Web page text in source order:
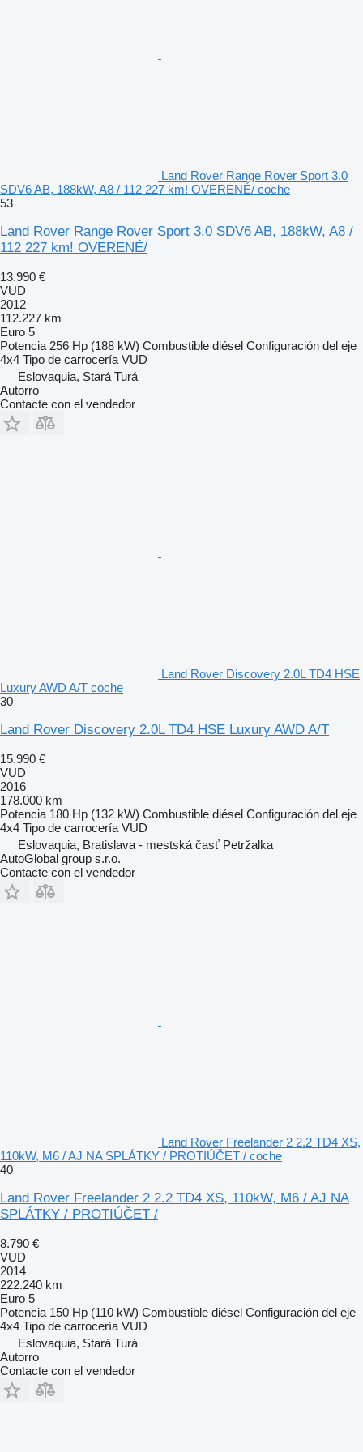
Land Rover Range Rover Sport 3.0
SDV6 AB, 188kW, A8 / 112 227 km! OVERENÉ/ coche
53
Land Rover Range Rover Sport 3.0 SDV6 AB, 188kW, A8 /
112 227 km! OVERENÉ/
13.990 €
VUD
2012
112.227 km
Euro 5
Potencia 256 Hp (188 kW) Combustible diésel Configuración del eje
4x4 Tipo de carrocería VUD
Eslovaquia, Stará Turá
Autorro
Contacte con el vendedor
Land Rover Discovery 2.0L TD4 HSE
Luxury AWD A/T coche
30
Land Rover Discovery 2.0L TD4 HSE Luxury AWD A/T
15.990 €
VUD
2016
178.000 km
Potencia 180 Hp (132 kW) Combustible diésel Configuración del eje
4x4 Tipo de carrocería VUD
Eslovaquia, Bratislava - mestská časť Petržalka
AutoGlobal group s.r.o.
Contacte con el vendedor
Land Rover Freelander 2 2.2 TD4 XS,
110kW, M6 / AJ NA SPLÁTKY / PROTIÚČET / coche
40
Land Rover Freelander 2 2.2 TD4 XS, 110kW, M6 / AJ NA
SPLÁTKY / PROTIÚČET /
8.790 €
VUD
2014
222.240 km
Euro 5
Potencia 150 Hp (110 kW) Combustible diésel Configuración del eje
4x4 Tipo de carrocería VUD
Eslovaquia, Stará Turá
Autorro
Contacte con el vendedor